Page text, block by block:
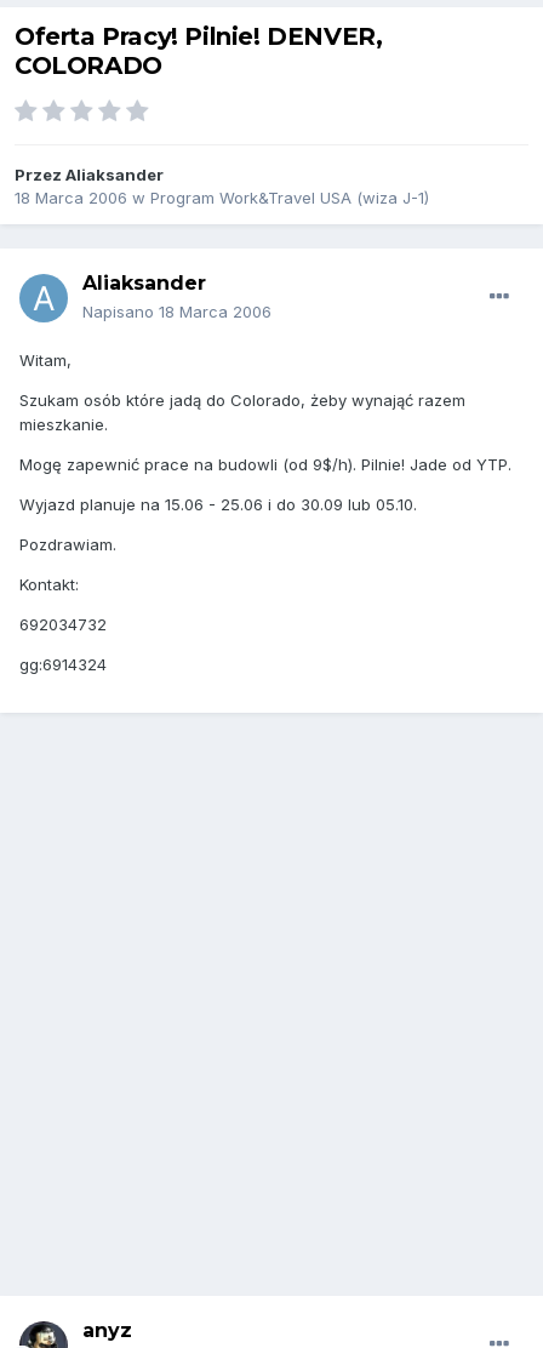
Oferta Pracy! Pilnie! DENVER,
COLORADO
Przez Aliaksander
18 Marca 2006 w Program Work&Travel USA (wiza J-1)
Aliaksander
Napisano 18 Marca 2006
Witam,
Szukam osób które jadą do Colorado, żeby wynająć razem
mieszkanie.
Mogę zapewnić prace na budowli (od 9$/h). Pilnie! Jade od YTP.
Wyjazd planuje na 15.06 - 25.06 i do 30.09 lub 05.10.
Pozdrawiam.
Kontakt:
692034732
gg:6914324
anyz